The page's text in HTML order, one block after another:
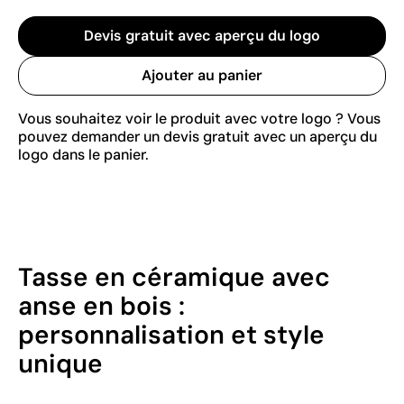
Devis gratuit avec aperçu du logo
Ajouter au panier
Vous souhaitez voir le produit avec votre logo ? Vous
pouvez demander un devis gratuit avec un aperçu du
logo dans le panier.
Tasse en céramique avec
anse en bois :
personnalisation et style
unique